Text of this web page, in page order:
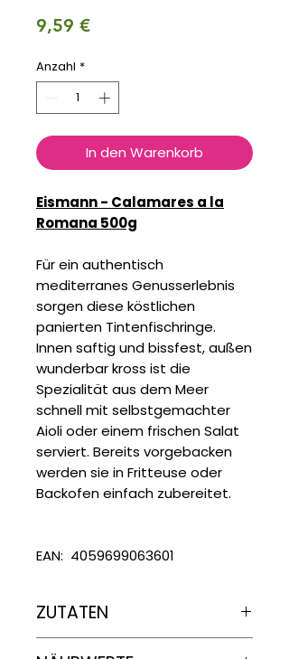
9,59 €Preis
Anzahl *
In den Warenkorb
Eismann - Calamares a la
Romana 500g
Für ein authentisch
mediterranes Genusserlebnis
sorgen diese köstlichen
panierten Tintenfischringe.
Innen saftig und bissfest, außen
wunderbar kross ist die
Spezialität aus dem Meer
schnell mit selbstgemachter
Aioli oder einem frischen Salat
serviert. Bereits vorgebacken
werden sie in Fritteuse oder
Backofen einfach zubereitet.
EAN: 4059699063601
ZUTATEN